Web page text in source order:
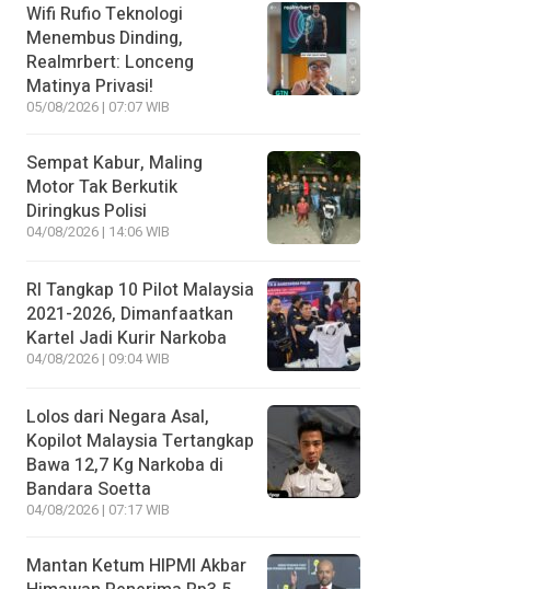
Wifi Rufio Teknologi
Menembus Dinding,
Realmrbert: Lonceng
Matinya Privasi!
05/08/2026 | 07:07 WIB
Sempat Kabur, Maling
Motor Tak Berkutik
Diringkus Polisi
04/08/2026 | 14:06 WIB
RI Tangkap 10 Pilot Malaysia
2021-2026, Dimanfaatkan
Kartel Jadi Kurir Narkoba
04/08/2026 | 09:04 WIB
Lolos dari Negara Asal,
Kopilot Malaysia Tertangkap
Bawa 12,7 Kg Narkoba di
Bandara Soetta
04/08/2026 | 07:17 WIB
Mantan Ketum HIPMI Akbar